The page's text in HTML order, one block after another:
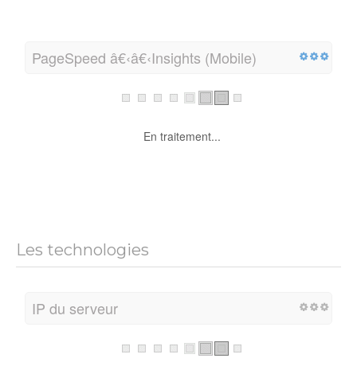
PageSpeed â€‹â€‹Insights (Mobile)
En traitement...
Les technologies
IP du serveur